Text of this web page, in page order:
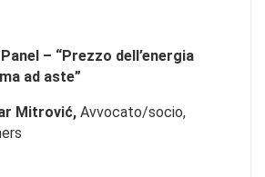
Panel – “Prezzo dell’energia
ad aste”
Mitrović, Avvocato/socio,